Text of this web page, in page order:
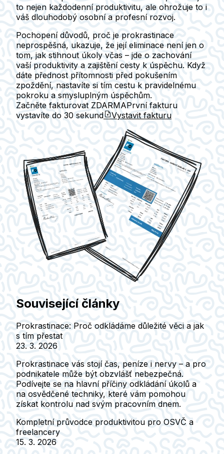
to nejen každodenní produktivitu, ale ohrožuje to i
váš dlouhodobý osobní a profesní rozvoj.
Pochopení důvodů, proč je prokrastinace
neprospěšná, ukazuje, že její eliminace není jen o
tom, jak stihnout úkoly včas – jde o zachování
vaší produktivity a zajištění cesty k úspěchu. Když
dáte přednost přítomnosti před pokušením
zpoždění, nastavíte si tím cestu k pravidelnému
pokroku a smysluplným úspěchům.
Začněte fakturovat ZDARMAPrvní fakturu
vystavíte do 30 sekund Vystavit fakturu
Související články
Prokrastinace: Proč odkládáme důležité věci a jak
s tím přestat
23. 3. 2026
Prokrastinace vás stojí čas, peníze i nervy – a pro
podnikatele může být obzvlášť nebezpečná.
Podívejte se na hlavní příčiny odkládání úkolů a
na osvědčené techniky, které vám pomohou
získat kontrolu nad svým pracovním dnem.
Kompletní průvodce produktivitou pro OSVČ a
freelancery
15. 3. 2026